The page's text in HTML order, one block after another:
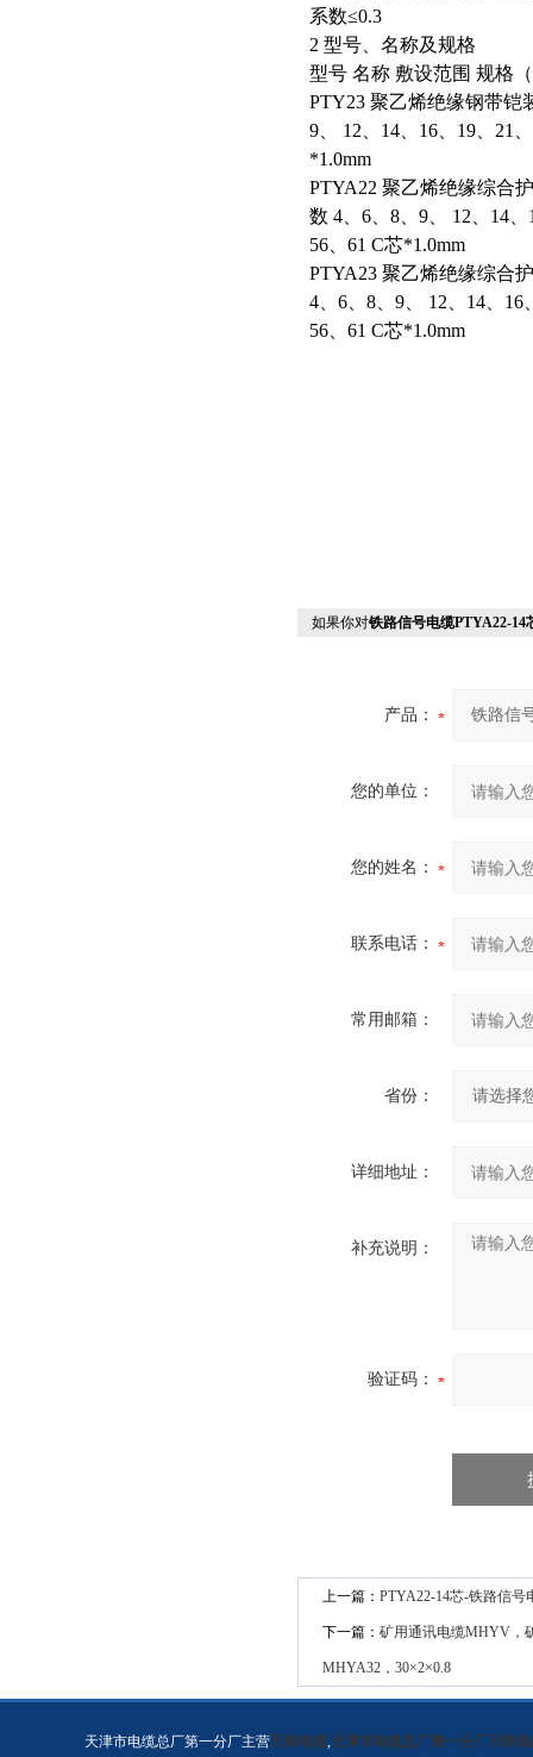
系数≤0.3
2 型号、名称及规格
型号 名称 敷设范围 规格
PTY23 聚乙烯绝缘钢带铠
9、 12、14、16、19、21
*1.0mm
PTYA22 聚乙烯绝缘综合
数 4、6、8、9、 12、14
56、61 C芯*1.0mm
PTYA23 聚乙烯绝缘综合
4、6、8、9、 12、14、16
56、61 C芯*1.0mm
如果你对铁路信号电缆PTYA22-14
产品：
您的单位：
您的姓名：
联系电话：
常用邮箱：
省份：
详细地址：
补充说明：
验证码：
上一篇： PTYA22-14芯-铁路信号
下一篇： 矿用通讯电缆MHYV，
MHYA32，30×2×0.8
天津市电缆总厂第一分厂主营天联电缆,天津市电缆总厂第一分厂天联电